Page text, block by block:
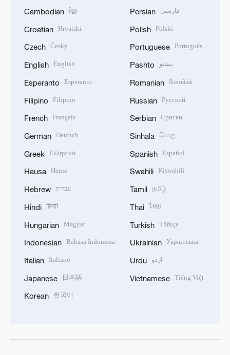
Cambodian ខ្មែរ
Croatian Hrvatski
Czech Český
English English
Esperanto Esperanto
Filipino Filipino
French Français
German Deutsch
Greek Ελληνικά
Hausa Hausa
Hebrew עברית
Hindi हिन्दी
Hungarian Magyar
Indonesian Bahasa Indonesia
Italian Italiano
Japanese 日本語
Korean 한국어
Persian فارسی
Polish Polski
Portuguese Português
Pashto پښتو
Romanian Română
Russian Русский
Serbian Српски
Sinhala සිංහල
Spanish Español
Swahili Kiswahili
Tamil தமிழ்
Thai ไทย
Turkish Türkçe
Ukrainian Українська
Urdu اردو
Vietnamese Tiếng Việt